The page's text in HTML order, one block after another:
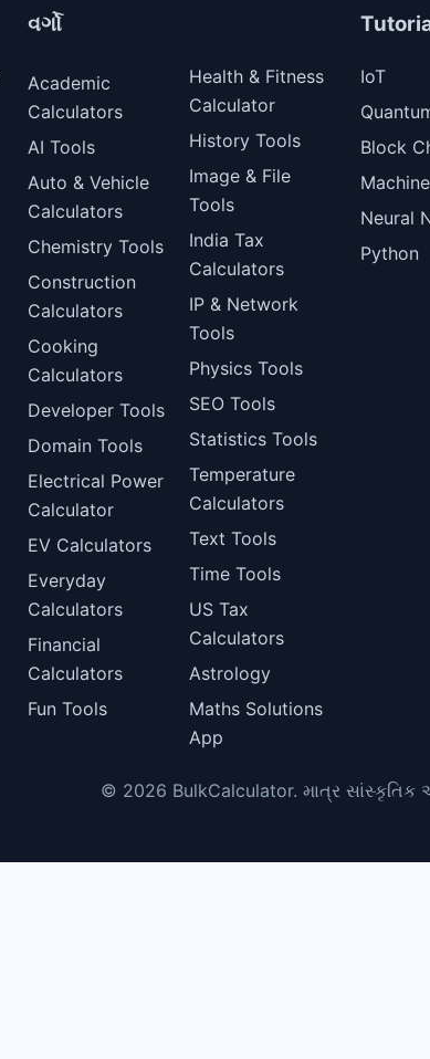
વર્ગો
Academic
Calculators
AI Tools
Auto & Vehicle
Calculators
Chemistry Tools
Construction
Calculators
Cooking
Calculators
Developer Tools
Domain Tools
Electrical Power
Calculator
EV Calculators
Everyday
Calculators
Financial
Calculators
Fun Tools
Health & Fitness
Calculator
History Tools
Image & File
Tools
India Tax
Calculators
IP & Network
Tools
Physics Tools
SEO Tools
Statistics Tools
Temperature
Calculators
Text Tools
Time Tools
US Tax
Calculators
Astrology
Maths Solutions
App
IoT
Block
Neural
Python
© 2026 BulkCalculator. માત્ર સાંસ્કૃતિક